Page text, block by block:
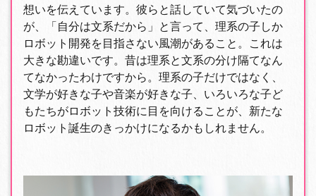
想いを伝えています。彼らと話していて気づいたの
が、「自分は文系だから」と言って、理系の子しか
ロボット開発を目指さない風潮があること。これは
大きな勘違いです。昔は理系と文系の分け隔てなん
てなかったわけですから。理系の子だけではなく、
文学が好きな子や音楽が好きな子、いろいろな子ど
もたちがロボット技術に目を向けることが、新たな
ロボット誕生のきっかけになるかもしれません。